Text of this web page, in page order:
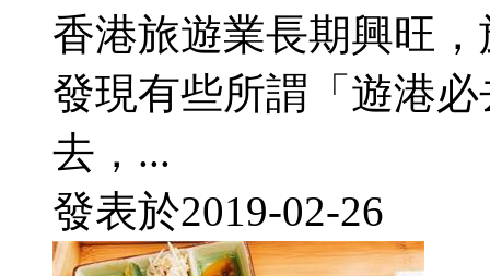
香港旅遊業長期興旺
發現有些所謂「遊港
去，...
發表於2019-02-26